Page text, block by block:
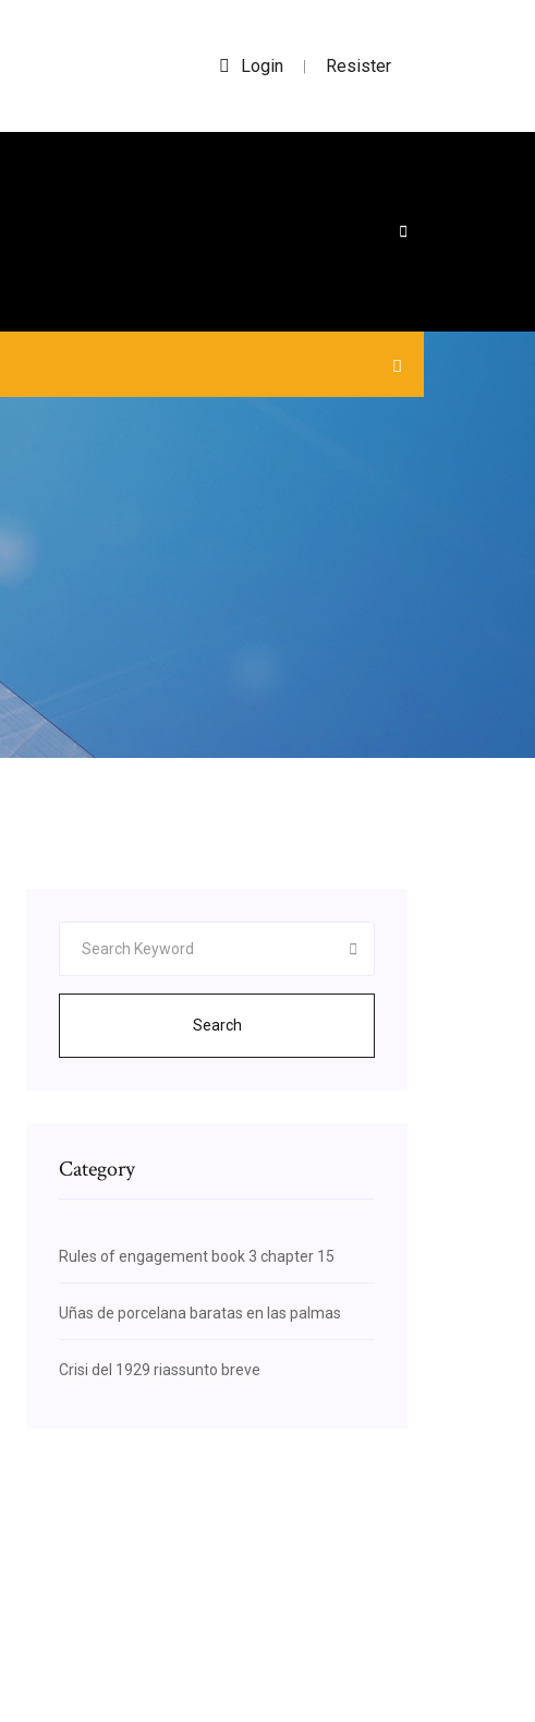
Login | Resister
Search
Category
Rules of engagement book 3 chapter 15
Uñas de porcelana baratas en las palmas
Crisi del 1929 riassunto breve